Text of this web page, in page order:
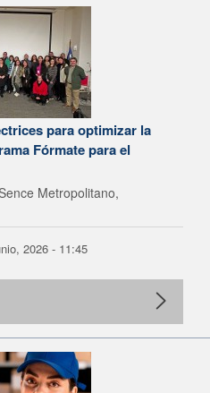
para optimizar la
Fórmate para el
Metropolitano,
2026 - 11:45